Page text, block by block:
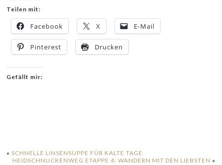
Teilen mit:
Facebook X E-Mail
Pinterest Drucken
Gefällt mir:
«SCHNELLE LINSENSUPPE FÜR KALTE TAGE
HEIDSCHNUCKENWEG ETAPPE 4: WANDERN MIT DEN LIEBSTEN »